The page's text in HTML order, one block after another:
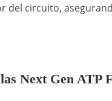
del circuito,
Next Gen ATP